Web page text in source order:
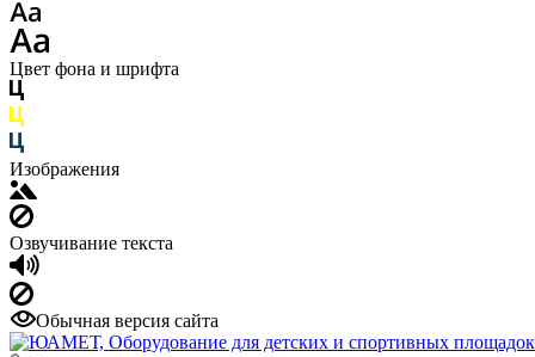
Цвет фона и шрифта
Изображения
Озвучивание текста
Обычная версия сайта